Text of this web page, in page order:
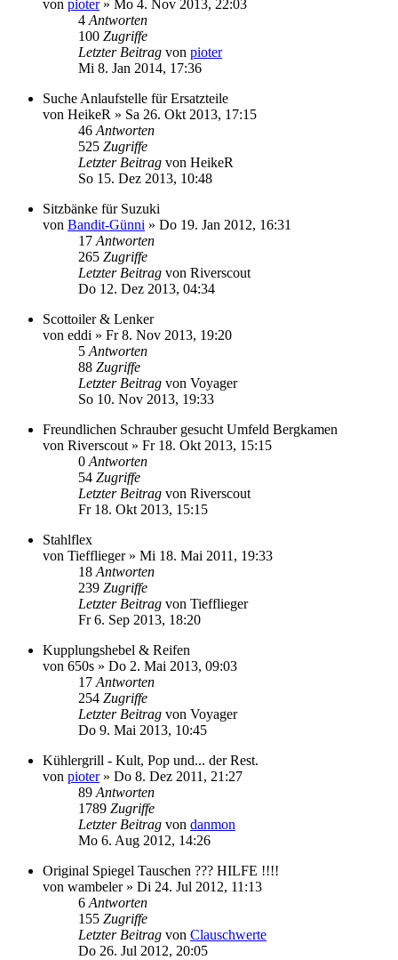
von pioter» Mo 4. Nov 2013, 22:03
4 Antworten
100 Zugriffe
Letzter Beitrag von pioter
Mi 8. Jan 2014, 17:36
Suche Anlaufstelle für Ersatzteile
von HeikeR » Sa 26. Okt 2013, 17:15
46 Antworten
525 Zugriffe
Letzter Beitrag von HeikeR
So 15. Dez 2013, 10:48
Sitzbänke für Suzuki
von Bandit-Günni » Do 19. Jan 2012, 16:31
17 Antworten
265 Zugriffe
Letzter Beitrag von Riverscout
Do 12. Dez 2013, 04:34
Scottoiler & Lenker
von eddi » Fr 8. Nov 2013, 19:20
5 Antworten
88 Zugriffe
Letzter Beitrag von Voyager
So 10. Nov 2013, 19:33
Freundlichen Schrauber gesucht Umfeld Bergkamen
von Riverscout » Fr 18. Okt 2013, 15:15
0 Antworten
54 Zugriffe
Letzter Beitrag von Riverscout
Fr 18. Okt 2013, 15:15
Stahlflex
von Tiefflieger» Mi 18. Mai 2011, 19:33
18 Antworten
239 Zugriffe
Letzter Beitrag von Tiefflieger
Fr 6. Sep 2013, 18:20
Kupplungshebel & Reifen
von 650s » Do 2. Mai 2013, 09:03
17 Antworten
254 Zugriffe
Letzter Beitrag von Voyager
Do 9. Mai 2013, 10:45
Kühlergrill - Kult, Pop und... der Rest.
von pioter» Do 8. Dez 2011, 21:27
89 Antworten
1789 Zugriffe
Letzter Beitrag von danmon
Mo 6. Aug 2012, 14:26
Original Spiegel Tauschen ??? HILFE !!!!
von wambeler» Di 24. Jul 2012, 11:13
6 Antworten
155 Zugriffe
Letzter Beitrag von Clauschwerte
Do 26. Jul 2012, 20:05